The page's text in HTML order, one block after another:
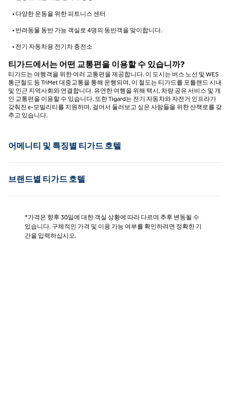
• 다양한 운동을 위한 피트니스 센터
• 반려동물 동반 가능 객실로 4명의 동반객을 맞이합니다.
• 전기 자동차용 전기차 충전소
티가드에서는 어떤 교통편을 이용할 수 있습니까?
티가드는 여행객을 위한 여러 교통편을 제공합니다. 이 도시는 버스 노선 및 WES
통근철도 등 TriMet 대중교통을 통해 운행되며, 이 철도는 티가드를 포틀랜드 시내
및 인근 지역사회와 연결합니다. 유연한 여행을 위해 택시, 차량 공유 서비스 및 개
인 교통편을 이용할 수 있습니다. 또한 Tigard는 전기 자동차와 자전거 인프라가
갖춰진 e-모빌리티를 지원하며, 걸어서 둘러보고 싶은 사람들을 위한 산책로를 갖
추고 있습니다.
어메니티 및 특징별 티가드 호텔
브랜드별 티가드 호텔
*가격은 향후 30일에 대한 객실 상황에 따라 다르며 추후 변동될 수
있습니다. 구체적인 가격 및 이용 가능 여부를 확인하려면 정확한 기
간을 입력하십시오.